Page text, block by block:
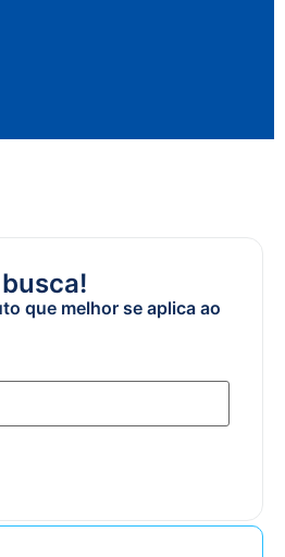
que melhor se aplica ao